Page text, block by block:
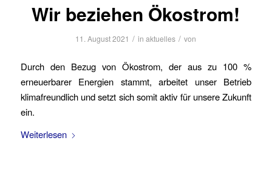
Wir beziehen Ökostrom!
11. August 2021 / inaktuelles / von
Durch den Bezug von Ökostrom, der aus zu 100 %
erneuerbarer Energien stammt, arbeitet unser Betrieb
klimafreundlich und setzt sich somit aktiv für unsere Zukunft
ein.
Weiterlesen